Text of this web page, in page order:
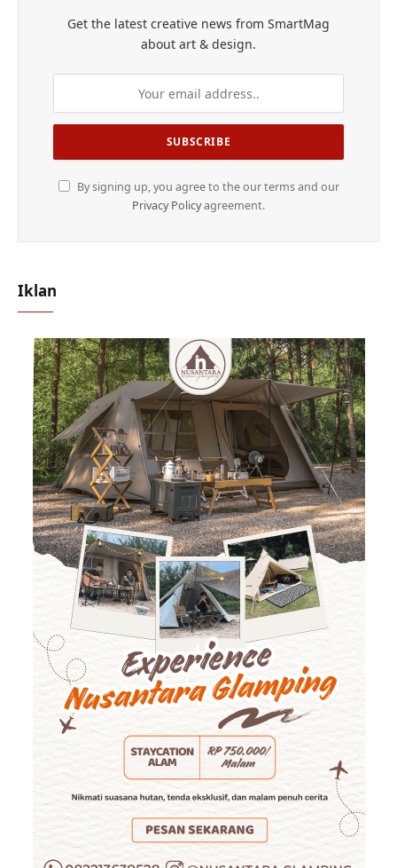
Get the latest creative news from SmartMag
about art & design.
By signing up, you agree to the our terms and our
Privacy Policyagreement.
Iklan